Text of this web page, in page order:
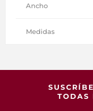
Ancho
Medidas
TODAS